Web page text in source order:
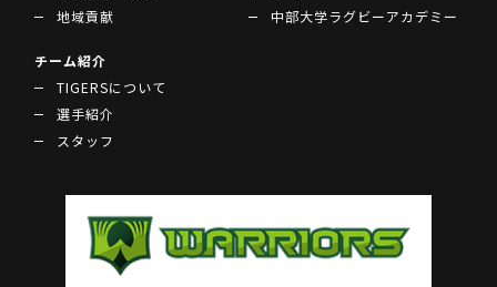
地域貢献
中部大学ラグビーアカデミー
チーム紹介
TIGERSについて
選手紹介
スタッフ